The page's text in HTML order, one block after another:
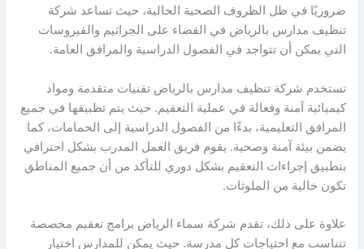
ضروريًا في ظل الظروف الصحية الحالية، حيث تساعد شركة
تنظيف مدارس بالرياض في القضاء على الجراثيم والفيروسات
التي يمكن أن تتواجد في الفصول الدراسية والمرافق العامة.
تستخدم شركة تنظيف مدارس بالرياض تقنيات متقدمة ومواد
كيميائية آمنة وفعالة في عملية التعقيم. حيث يتم تطبيقها في جميع
المرافق التعليمية، بدءًا من الفصول الدراسية إلى الحمامات، كما
يضمن بيئة آمنة وصحية. يقوم فريق العمل المدرب بشكل احترافي
بتطبيق إجراءات التعقيم بشكل دوري للتأكد من أن جميع المناطق
تكون خالية من الملوثات.
علاوة على ذلك، تقدم شركة سماء الرياض برامج تعقيم مخصصة
تتناسب مع احتياجات كل مدرسة. حيث يمكن للمدارس اختيار